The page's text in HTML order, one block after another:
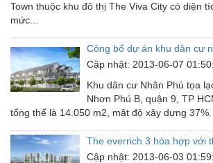
Town thuộc khu đô thị The Viva City có diện
mức...
Công bố dự án khu dân cư
Cập nhật: 2013-06-07
Khu dân cư Nhân Phú tọa
Nhơn Phú B, quận 9, TP
tổng thể là 14.050 m2, mật độ xây dựng 37%.
The everrich 3 hòa hợp với
Cập nhật: 2013-06-03